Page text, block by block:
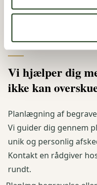
Vi hjælper dig
ikke kan
Planlægning af
Vi guider dig gennem
unik og personlig
Kontakt en rådgiver
rundt.